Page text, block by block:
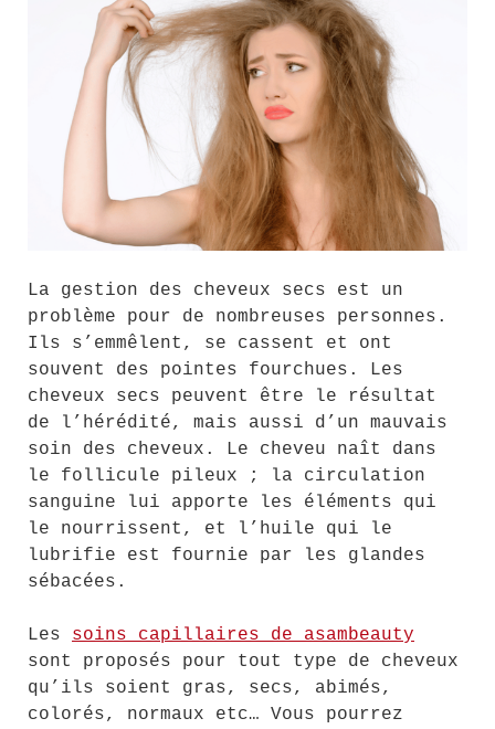
La gestion des cheveux secs est un
problème pour de nombreuses personnes.
Ils s’emmêlent, se cassent et ont
souvent des pointes fourchues. Les
cheveux secs peuvent être le résultat
de l’hérédité, mais aussi d’un mauvais
soin des cheveux. Le cheveu naît dans
le follicule pileux ; la circulation
sanguine lui apporte les éléments qui
le nourrissent, et l’huile qui le
lubrifie est fournie par les glandes
sébacées.
Les soins capillaires de asambeauty
sont proposés pour tout type de cheveux
qu’ils soient gras, secs, abimés,
colorés, normaux etc… Vous pourrez